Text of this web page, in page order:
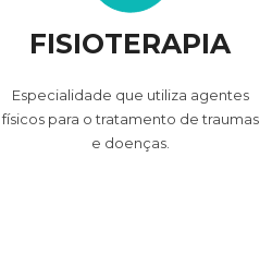
FISIOTERAPIA
Especialidade que utiliza agentes
físicos para o tratamento de traumas
e doenças.